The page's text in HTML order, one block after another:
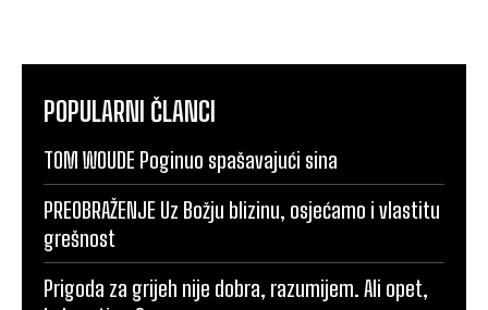
POPULARNI ČLANCI
TOM WOUDE Poginuo spašavajući sina
PREOBRAŽENJE Uz Božju blizinu, osjećamo i vlastitu
grešnost
Prigoda za grijeh nije dobra, razumijem. Ali opet,